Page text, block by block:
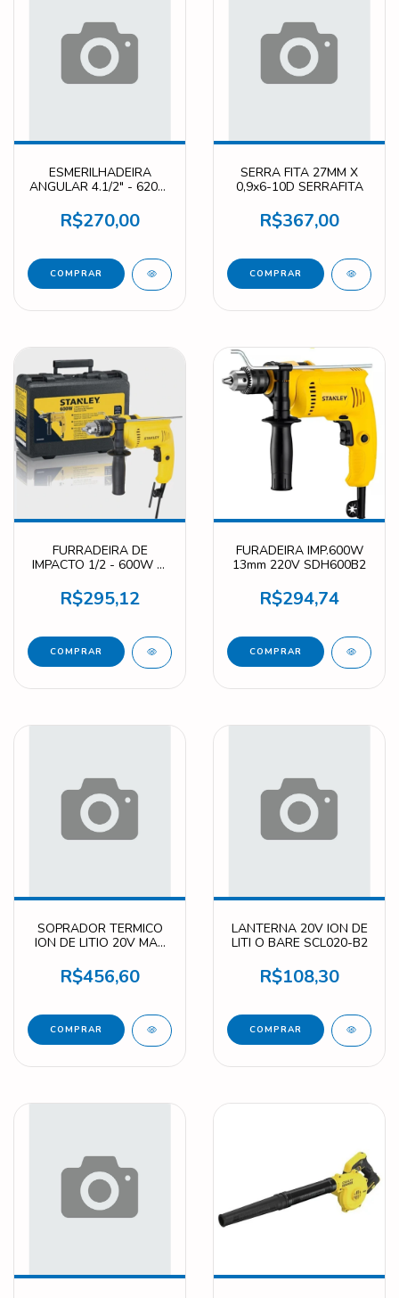
ESMERILHADEIRA
ANGULAR 4.1/2" - 620W
R$270,00
SERRA FITA 27MM X
0,9x6-10D SERRAFITA
R$367,00
FURRADEIRA DE
IMPACTO 1/2 - 600W C/
R$295,12
FURADEIRA IMP.600W
13mm 220V SDH600B2
R$294,74
SOPRADOR TERMICO
ION DE LITIO 20V MAX
R$456,60
LANTERNA 20V ION DE
LITI O BARE SCL020-B2
R$108,30